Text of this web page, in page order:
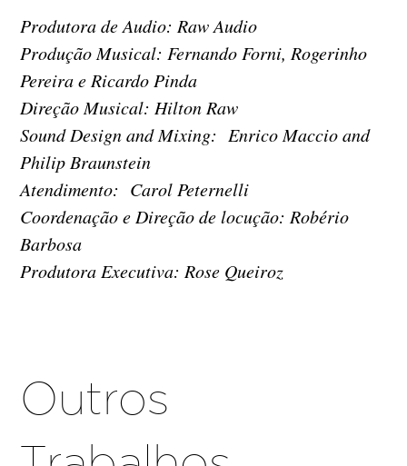
Produtora de Audio: Raw Audio
Produção Musical: Fernando Forni, Rogerinho
Pereira e Ricardo Pinda
Direção Musical: Hilton Raw
Sound Design and Mixing: Enrico Maccio and
Philip Braunstein
Atendimento: Carol Peternelli
Coordenação e Direção de locução: Robério
Barbosa
Produtora Executiva: Rose Queiroz
Outros